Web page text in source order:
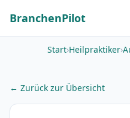
BranchenPilot
Start›Heilpraktiker›
← Zurück zur Übersicht